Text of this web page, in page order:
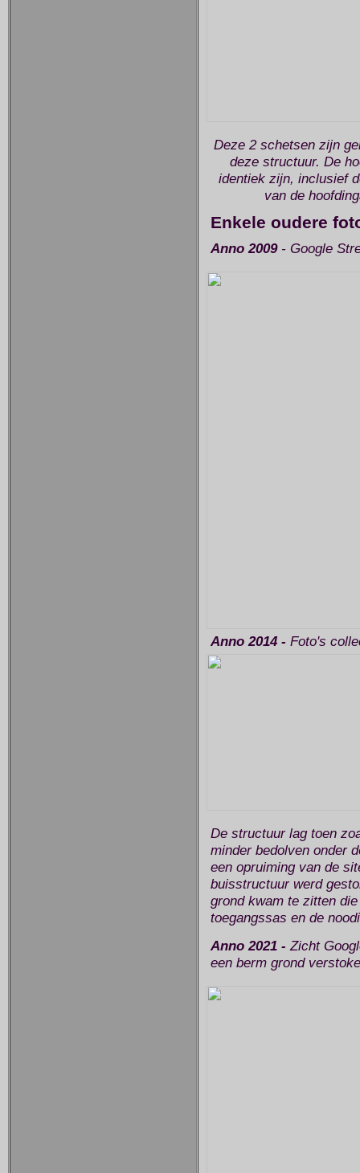
Deze 2 schetsen zijn
deze structuur. De
identiek zijn, inclusief
van de
Enkele oudere
Anno 2009 - Google
Anno 2014 - Foto's
De structuur lag toen
minder bedolven onder
een opruiming van de
buisstructuur werd
grond kwam te zitten
toegangssas en de
Anno 2021 - Zicht
een berm grond